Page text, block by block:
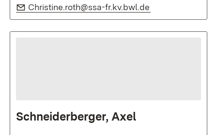
E-Mail:
Christine.roth@ssa-fr.kv.bwl.de
Schneiderberger, Axel